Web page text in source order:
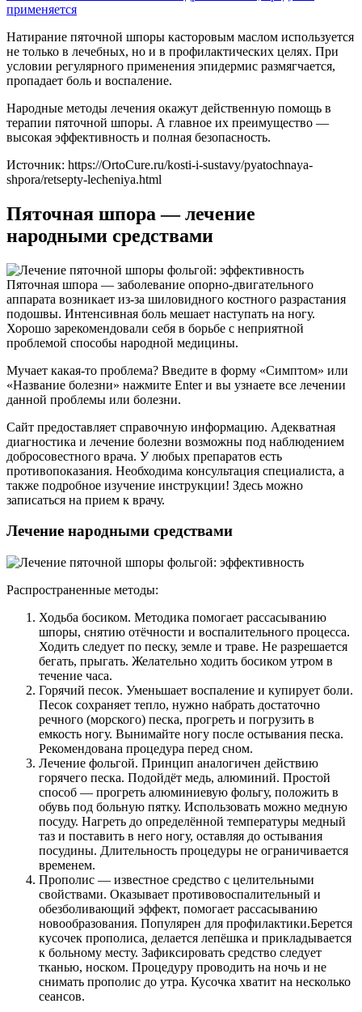
применяется
Натирание пяточной шпоры касторовым маслом используется
не только в лечебных, но и в профилактических целях. При
условии регулярного применения эпидермис размягчается,
пропадает боль и воспаление.
Народные методы лечения окажут действенную помощь в
терапии пяточной шпоры. А главное их преимущество —
высокая эффективность и полная безопасность.
Источник: https://OrtoCure.ru/kosti-i-sustavy/pyatochnaya-
shpora/retsepty-lecheniya.html
Пяточная шпора — лечение
народными средствами
Пяточная шпора — заболевание опорно-двигательного
аппарата возникает из-за шиловидного костного разрастания
подошвы. Интенсивная боль мешает наступать на ногу.
Хорошо зарекомендовали себя в борьбе с неприятной
проблемой способы народной медицины.
Мучает какая-то проблема? Введите в форму «Симптом» или
«Название болезни» нажмите Enter и вы узнаете все лечении
данной проблемы или болезни.
Сайт предоставляет справочную информацию. Адекватная
диагностика и лечение болезни возможны под наблюдением
добросовестного врача. У любых препаратов есть
противопоказания. Необходима консультация специалиста, а
также подробное изучение инструкции! Здесь можно
записаться на прием к врачу.
Лечение народными средствами
Распространенные методы:
Ходьба босиком. Методика помогает рассасыванию
шпоры, снятию отёчности и воспалительного процесса.
Ходить следует по песку, земле и траве. Не разрешается
бегать, прыгать. Желательно ходить босиком утром в
течение часа.
Горячий песок. Уменьшает воспаление и купирует боли.
Песок сохраняет тепло, нужно набрать достаточно
речного (морского) песка, прогреть и погрузить в
емкость ногу. Вынимайте ногу после остывания песка.
Рекомендована процедура перед сном.
Лечение фольгой. Принцип аналогичен действию
горячего песка. Подойдёт медь, алюминий. Простой
способ — прогреть алюминиевую фольгу, положить в
обувь под больную пятку. Использовать можно медную
посуду. Нагреть до определённой температуры медный
таз и поставить в него ногу, оставляя до остывания
посудины. Длительность процедуры не ограничивается
временем.
Прополис — известное средство с целительными
свойствами. Оказывает противовоспалительный и
обезболивающий эффект, помогает рассасыванию
новообразования. Популярен для профилактики.Берется
кусочек прополиса, делается лепёшка и прикладывается
к больному месту. Зафиксировать средство следует
тканью, носком. Процедуру проводить на ночь и не
снимать прополис до утра. Кусочка хватит на несколько
сеансов.